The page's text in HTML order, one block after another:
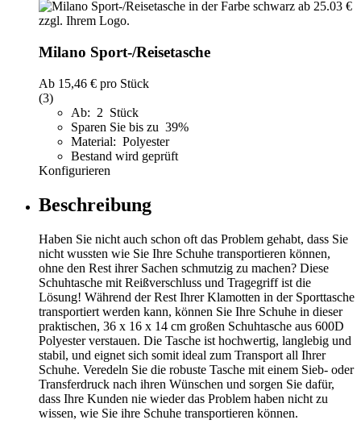
Milano Sport-/Reisetasche
Ab 15,46 € pro Stück
(3)
Ab: 2 Stück
Sparen Sie bis zu 39%
Material: Polyester
Bestand wird geprüft
Konfigurieren
Beschreibung
Haben Sie nicht auch schon oft das Problem gehabt, dass Sie
nicht wussten wie Sie Ihre Schuhe transportieren können,
ohne den Rest ihrer Sachen schmutzig zu machen? Diese
Schuhtasche mit Reißverschluss und Tragegriff ist die
Lösung! Während der Rest Ihrer Klamotten in der Sporttasche
transportiert werden kann, können Sie Ihre Schuhe in dieser
praktischen, 36 x 16 x 14 cm großen Schuhtasche aus 600D
Polyester verstauen. Die Tasche ist hochwertig, langlebig und
stabil, und eignet sich somit ideal zum Transport all Ihrer
Schuhe. Veredeln Sie die robuste Tasche mit einem Sieb- oder
Transferdruck nach ihren Wünschen und sorgen Sie dafür,
dass Ihre Kunden nie wieder das Problem haben nicht zu
wissen, wie Sie ihre Schuhe transportieren können.